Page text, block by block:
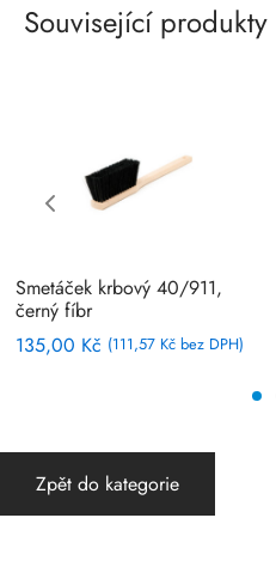
Související produkty
Smetáček krbový 40/911,
černý fíbr
135,00 Kč (111,57 Kčbez DPH)
Zpět do kategorie